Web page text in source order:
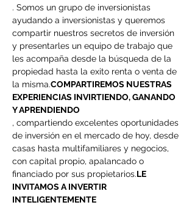
. Somos un grupo de inversionistas
ayudando a inversionistas y queremos
compartir nuestros secretos de inversión
y presentarles un equipo de trabajo que
les acompaña desde la búsqueda de la
propiedad hasta la exito renta o venta de
la misma.COMPARTIREMOS NUESTRAS
EXPERIENCIAS INVIRTIENDO, GANANDO
Y APRENDIENDO
, compartiendo excelentes oportunidades
de inversión en el mercado de hoy, desde
casas hasta multifamiliares y negocios,
con capital propio, apalancado o
financiado por sus propietarios.LE
INVITAMOS A INVERTIR
INTELIGENTEMENTE